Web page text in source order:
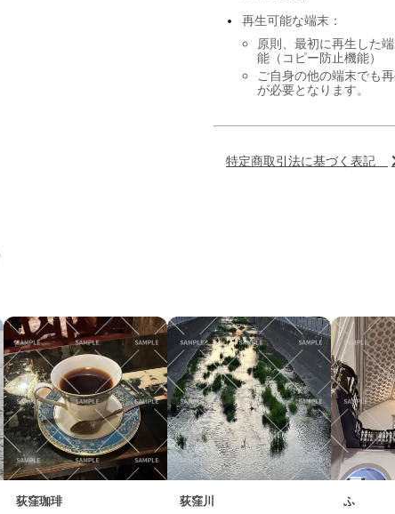
再生可能な端末：
原則、最初に再生した
能（コピー防止機能）
ご自身の他の端末でも
が必要となります。
特定商取引法に基づく表記
荻窪珈琲 荻窪川 ふ